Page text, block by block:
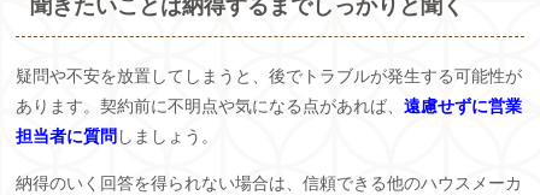
聞きたいことは納得するまでしっかりと聞く
疑問や不安を放置してしまうと、後でトラブルが発生する可能性が
あります。契約前に不明点や気になる点があれば、遠慮せずに営業
担当者に質問 しましょう。
納得のいく回答を得られない場合は、信頼できる他のハウスメーカ